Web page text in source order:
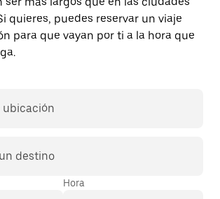
quieres, puedes reservar un viaje
para que vayan por ti a la hora que
ubicación
destino
Hora